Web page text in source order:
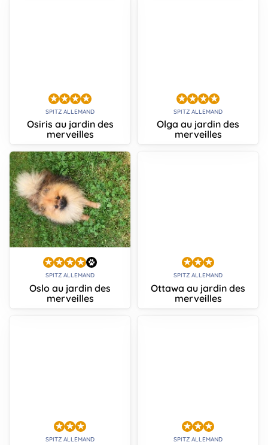
SPITZ ALLEMAND
Osiris au jardin des
merveilles
SPITZ ALLEMAND
Olga au jardin des
merveilles
SPITZ ALLEMAND
Oslo au jardin des
merveilles
SPITZ ALLEMAND
Ottawa au jardin des
merveilles
SPITZ ALLEMAND SPITZ ALLEMAND